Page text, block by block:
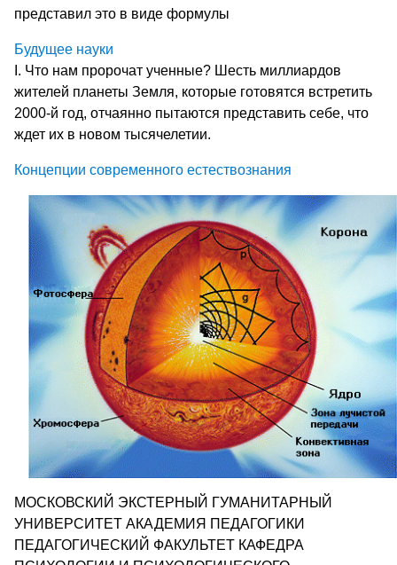
представил это в виде формулы
Будущее науки
I. Что нам пророчат ученные? Шесть миллиардов
жителей планеты Земля, которые готовятся встретить
2000-й год, отчаянно пытаются представить себе, что
ждет их в новом тысячелетии.
Концепции современного естествознания
МОСКОВСКИЙ ЭКСТЕРНЫЙ ГУМАНИТАРНЫЙ
УНИВЕРСИТЕТ АКАДЕМИЯ ПЕДАГОГИКИ
ПЕДАГОГИЧЕСКИЙ ФАКУЛЬТЕТ КАФЕДРА